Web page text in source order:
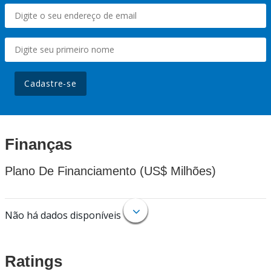
Cadastre-se
Finanças
Plano De Financiamento (US$ Milhões)
Não há dados disponíveis
Ratings